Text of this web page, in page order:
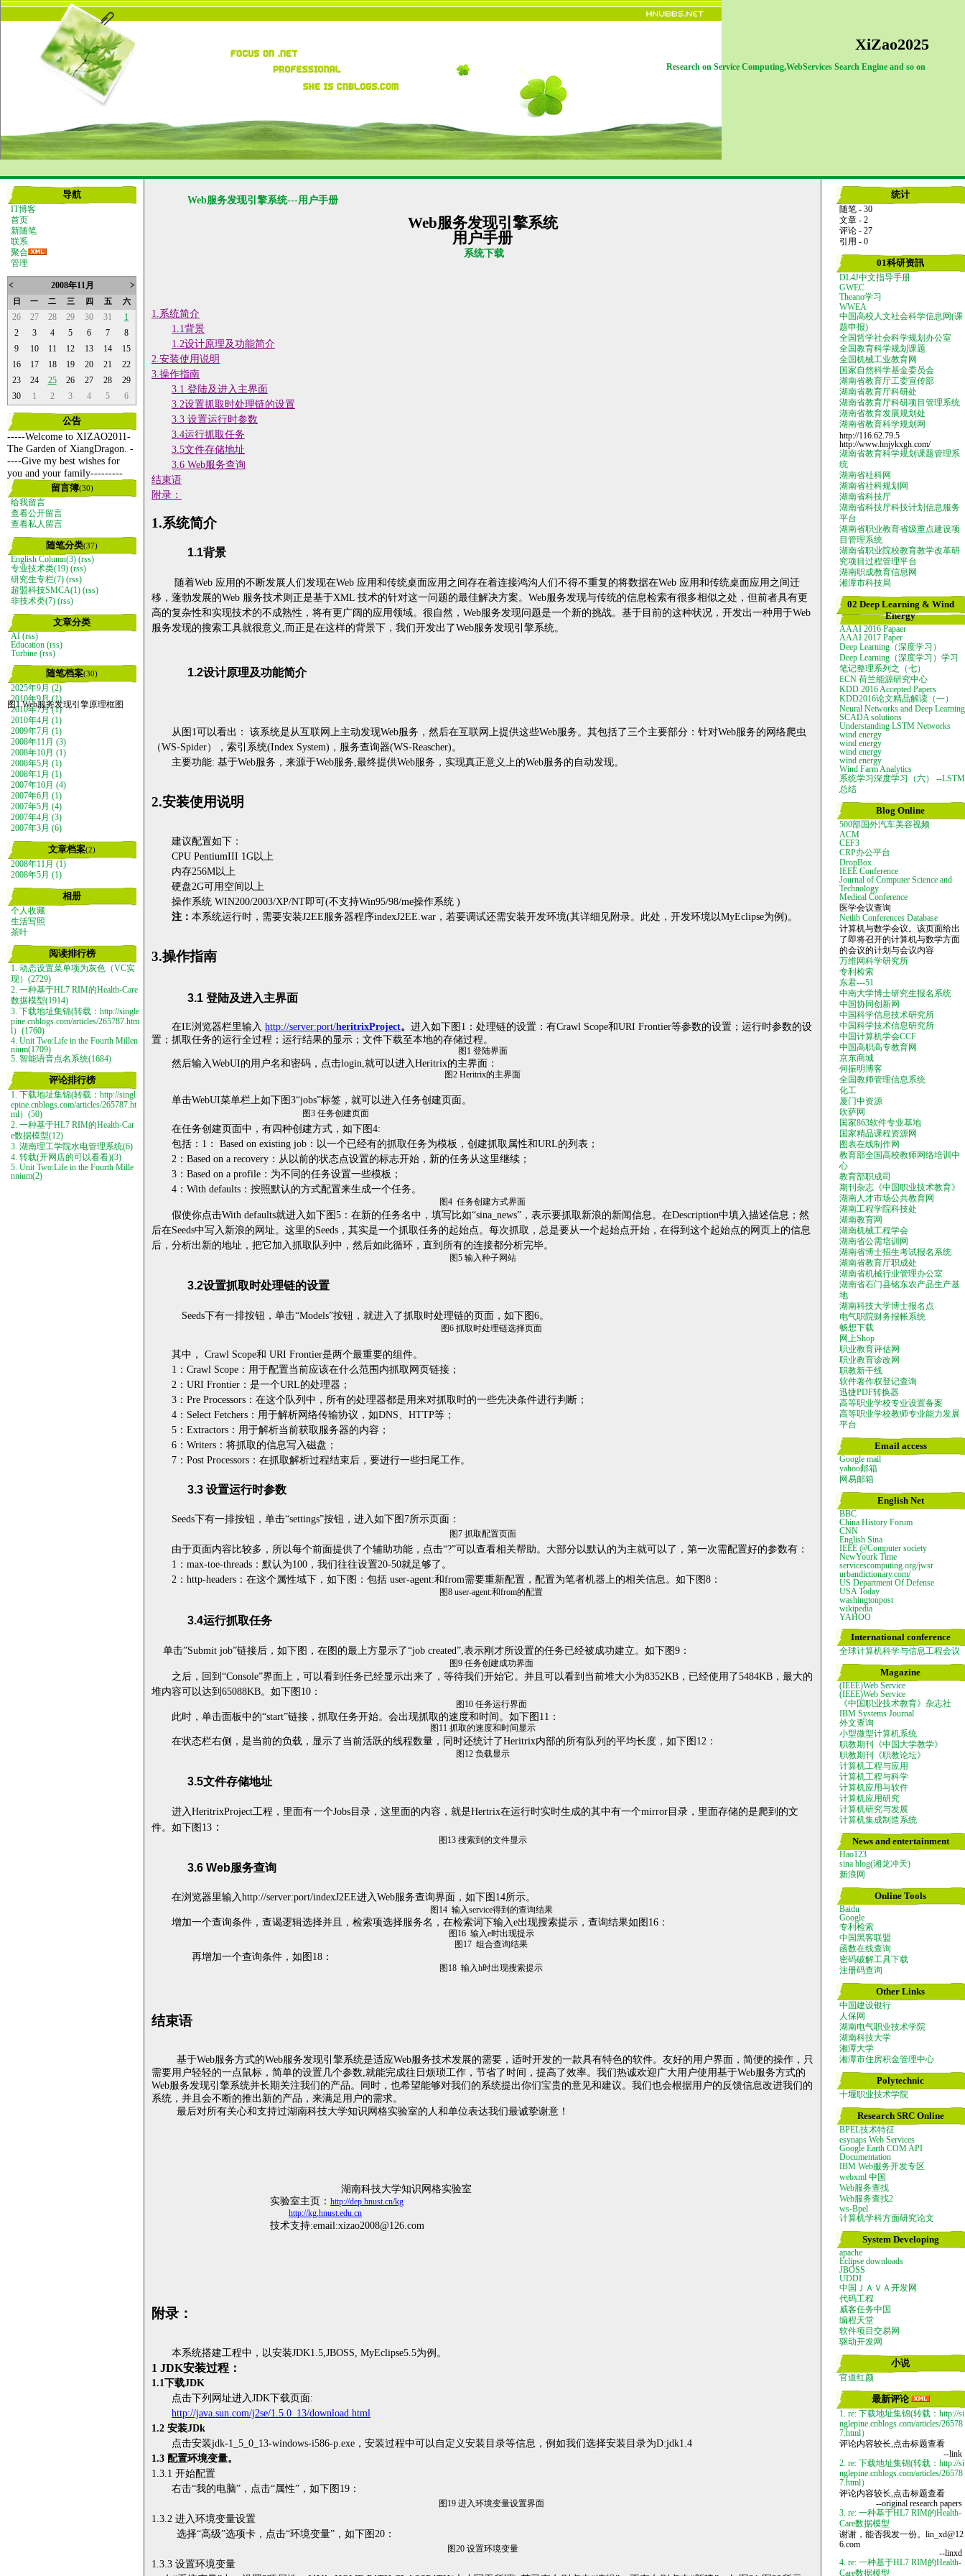
XiZao2025
Research on Service Computing,WebServices Search Engine and so on
导航
IT博客
首页
新随笔
联系
聚合
管理
< 2008年11月 >
日 一 二 三 四 五 六
26 27 28 29 30 31
1
2
3 4 5 6 7
8
9
10 11 12 13 14
15
16
17 18 19 20 21
22
23
24 25 26 27 28
29
30
1 2 3 4 5 6
公告
-----Welcome to XIZAO2011-
The Garden of XiangDragon. -
----Give my best wishes for
you and your family---------
留言簿(30)
给我留言
查看公开留言
查看私人留言
随笔分类(37)
English Column(3) (rss)
专业技术类(19) (rss)
研究生专栏(7) (rss)
超盟科技SMCA(1) (rss)
非技术类(7) (rss)
文章分类
AI (rss)
Education (rss)
Turbine (rss)
随笔档案(30)
2025年9月 (2)
2010年9月 (1)
2010年7月 (1)
2010年4月 (1)
2009年7月 (1)
2008年11月 (3)
2008年10月 (1)
2008年5月 (1)
2008年1月 (1)
2007年10月 (4)
2007年6月 (1)
2007年5月 (4)
2007年4月 (3)
2007年3月 (6)
文章档案(2)
2008年11月 (1)
2008年5月 (1)
相册
个人收藏
生活写照
茶叶
阅读排行榜
1. 动态设置菜单项为灰色（VC实
现）(2729)
2. 一种基于HL7 RIM的Health-Care
数据模型(1914)
3. 下载地址集锦(转载：http://single
pine.cnblogs.com/articles/265787.htm
l）(1760)
4. Unit Two:Life in the Fourth Millen
nium(1709)
5. 智能语音点名系统(1684)
评论排行榜
1. 下载地址集锦(转载：http://singl
epine.cnblogs.com/articles/265787.ht
ml）(50)
2. 一种基于HL7 RIM的Health-Car
e数据模型(12)
3. 湖南理工学院水电管理系统(6)
4. 转载(开网店的可以看看)(3)
5. Unit Two:Life in the Fourth Mille
nnium(2)
统计
随笔 - 30
文章 - 2
评论 - 27
引用 - 0
01科研资訊
DL4J中文指导手册
GWEC
Theano学习
WWEA
中国高校人文社会科学信息网(课
题申报)
全国哲学社会科学规划办公室
全国教育科学规划课题
全国机械工业教育网
国家自然科学基金委员会
湖南省教育厅工委宣传部
湖南省教育厅科研处
湖南省教育厅科研项目管理系统
湖南省教育发展规划处
湖南省教育科学规划网
http://116.62.79.5
http://www.hnjykxgh.com/
湖南省教育科学规划课题管理系
统
湖南省社科网
湖南省社科规划网
湖南省科技厅
湖南省科技厅科技计划信息服务
平台
湖南省职业教育省级重点建设项
目管理系统
湖南省职业院校教育教学改革研
究项目过程管理平台
湖南职成教育信息网
湘潭市科技局
02 Deep Learning & Wind
Energy
AAAI 2016 Papaer
AAAI 2017 Paper
Deep Learning（深度学习）
Deep Learning（深度学习）学习
笔记整理系列之（七）
ECN 荷兰能源研究中心
KDD 2016 Accepted Papers
KDD2016论文精品解读（一）
Neural Networks and Deep Learning
SCADA solutions
Understanding LSTM Networks
wind energy
wind energy
wind energy
wind energy
Wind Farm Analytics
系统学习深度学习（六） --LSTM
总结
Blog Online
500部国外汽车美容视频
ACM
CEF3
CRP办公平台
DropBox
IEEE Conference
Journal of Computer Science and
Technology
Medical Conference
医学会议查询
Netlib Conferences Database
计算机与数学会议。该页面给出
了即将召开的计算机与数学方面
的会议的计划与会议内容
万维网科学研究所
专利检索
东君---51
中南大学博士研究生报名系统
中国协同创新网
中国科学信息技术研究所
中国科学技术信息研究所
中国计算机学会CCF
中国高职高专教育网
京东商城
何振明博客
全国教师管理信息系统
化工
厦门中资源
吹萨网
国家863软件专业基地
国家精品课程资源网
图表在线制作网
教育部全国高校教师网络培训中
心
教育部职成司
期刊杂志《中国职业技术教育》
湖南人才市场公共教育网
湖南工程学院科技处
湖南教育网
湖南机械工程学会
湖南省公需培训网
湖南省博士招生考试报名系统
湖南省教育厅职成处
湖南省机械行业管理办公室
湖南省石门县铭东农产品生产基
地
湖南科技大学博士报名点
电气职院财务报帐系统
畅想下载
网上Shop
职业教育评估网
职业教育诊改网
职教新干线
软件著作权登记查询
迅捷PDF转换器
高等职业学校专业设置备案
高等职业学校教师专业能力发展
平台
Email access
Google mail
yahoo邮箱
网易邮箱
English Net
BBC
China History Forum
CNN
English Sina
IEEE @Computer society
NewYourk Time
servicescomputing.org/jwsr
urbandictionary.com/
US Department Of Defense
USA Today
washingtonpost
wikipedia
YAHOO
International conference
全球计算机科学与信息工程会议
Magazine
(IEEE)Web Service
(IEEE)Web Service
《中国职业技术教育》杂志社
IBM Systems Journal
外文查询
小型微型计算机系统
职教期刊《中国大学教学》
职教期刊《职教论坛》
计算机工程与应用
计算机工程与科学
计算机应用与软件
计算机应用研究
计算机研究与发展
计算机集成制造系统
News and entertainment
Hao123
sina blog(湘龙冲天)
新浪网
Online Tools
Baidu
Google
专利检索
中国黑客联盟
函数在线查询
密码破解工具下载
注册码查询
Other Links
中国建设银行
人保网
湖南电气职业技术学院
湖南科技大学
湘潭大学
湘潭市住房积金管理中心
Polytechnic
十堰职业技术学院
Research SRC Online
BPEL技术特征
esynaps Web Services
Google Earth COM API
Documentation
IBM Web服务开发专区
webxml 中国
Web服务查找
Web服务查找2
ws-Bpel
计算机学科方面研究论文
System Developing
apache
Eclipse downloads
JBOSS
UDDI
中国ＪＡＶＡ开发网
代码工程
威客任务中国
编程天堂
软件项目交易网
驱动开发网
小说
官道红颜
最新评论
1. re: 下载地址集锦(转载：http://si
nglepine.cnblogs.com/articles/26578
7.html）
评论内容较长,点击标题查看
--link
2. re: 下载地址集锦(转载：http://si
nglepine.cnblogs.com/articles/26578
7.html）
评论内容较长,点击标题查看
--original research papers
3. re: 一种基于HL7 RIM的Health-
Care数据模型
谢谢，能否我发一份。lin_xd@12
6.com
--linxd
4. re: 一种基于HL7 RIM的Health-
Care数据模型
Web服务发现引擎系统---用户手册
Web服务发现引擎系统
用户手册
系统下载
1. 系统简介
1.1背景
1.2设计原理及功能简介
2. 安装使用说明
3. 操作指南
3.1 登陆及进入主界面
3.2设置抓取时处理链的设置
3.3 设置运行时参数
3.4运行抓取任务
3.5文件存储地址
3.6 Web服务查询
结束语
附录：
1.系统简介
1.1背景
随着Web 应用的不断发展人们发现在Web 应用和传统桌面应用之间存在着连接鸿沟人们不得不重复的将数据在Web 应用和传统桌面应用之间迁
移，蓬勃发展的Web 服务技术则正是基于XML 技术的针对这一问题的最佳解决方案。 Web服务发现与传统的信息检索有很多相似之处，但前者具有更
高的复杂性和实现技术的不成熟性，将有更广阔的应用领域。很自然， Web服务发现问题是一个新的挑战。基于目前的这种状况，开发出一种用于Web
服务发现的搜索工具就很意义 而正是在这样的背景下，我们开发出了Web服务发现引擎系统。
1.2设计原理及功能简介
图1 Web服务发现引擎原理框图
从图1可以看出： 该系统是从互联网上主动发现Web服务，然后在互联网上提供这些Web服务。其包括了三个主要部分：针对Web服务的网络爬虫
（WS-Spider），索引系统(Index System) ，服务查询器(WS-Reascher)。
主要功能: 基于Web服务，来源于Web服务,最终提供Web服务 ，实现真正意义上的Web服务的自动发现。
2.安装使用说明
建议配置如下：
CPU PentiumIII 1G以上
内存256M以上
硬盘2G可用空间以上
操作系统 WIN200/2003/XP/NT即可(不支持Win95/98/me操作系统 )
注：本系统运行时，需要安装J2EE服务器程序indexJ2EE.war ，若要调试还需安装开发环境(其详细见附录。此处，开发环境以MyEclipse为例)。
3.操作指南
3.1 登陆及进入主界面
在IE浏览器栏里输入 http://server:port/heritrixProject。 进入如下图1 ： 处理链的设置：有Crawl Scope和URI Frontier等参数的设置； 运行时参数的设
置；抓取任务的运行全过程；运行结果的显示；文件下载至本地的存储过程。
图1 登陆界面
然后输入WebUI的用户名和密码，点击login, 就可以进入Heritrix的主界面：
图2 Heritrix的主界面
单击WebUI菜单栏上如下图3“jobs”标签，就可以进入任务创建页面。
图3 任务创建页面
在任务创建页面中，有四种创建方式，如下图4:
包括： 1 ： Based on existing job ：以一个已经有的抓取任务为模板，创建抓取属性和URL的列表；
2 ： Based on a recovery ：从以前的状态点设置的标志开始，新的任务从这里继续；
3 ： Based on a profile ：为不同的任务设置一些模板；
4 ： With defaults ：按照默认的方式配置来生成一个任务。
图4 任务创建方式界面
假使你点击With defaults就进入如下图5 ：在新的任务名中，填写比如“sina_news”，表示要抓取新浪的新闻信息。在Description中填入描述信息；然
后在Seeds中写入新浪的网址。这里的Seeds ，其实是一个抓取任务的起始点。每次抓取，总是要从一个起始点开始，在得到这个起始点的网页上的信息
后，分析出新的地址，把它加入抓取队列中，然后如此循环，直到所有的连接都分析完毕。
图5 输入种子网站
3.2设置抓取时处理链的设置
Seeds下有一排按钮，单击“Models”按钮，就进入了抓取时处理链的页面，如下图6。
图6 抓取时处理链选择页面
其中， Crawl Scope和 URI Frontier是两个最重要的组件。
1 ： Crawl Scope ：用于配置当前应该在什么范围内抓取网页链接；
2 ： URI Frontier ：是一个URL的处理器；
3 ： Pre Processors ：在这个队列中，所有的处理器都是用来对抓取时的一些先决条件进行判断；
4 ： Select Fetchers ：用于解析网络传输协议，如DNS HTTP等；
5 ： Extractors ：用于解析当前获取服务器的内容；
6 ： Writers ：将抓取的信息写入磁盘；
7 ： Post Processors ：在抓取解析过程结束后，要进行一些扫尾工作。
3.3 设置运行时参数
Seeds下有一排按钮，单击“settings”按钮，进入如下图7所示页面：
图7 抓取配置页面
由于页面内容比较多，所以每个前面提供了个辅助功能，点击“?”可以查看相关帮助。大部分以默认的为主就可以了，第一次需配置好的参数有：
1 ： max-toe-threads ：默认为100 ，我们往往设置20-50就足够了。
2 ： http-headers ：在这个属性域下，如下图：包括 user-agent:和from需要重新配置，配置为笔者机器上的相关信息。如下图8 ：
图8 user-agent:和from的配置
3.4运行抓取任务
单击”Submit job”链接后，如下图，在图的最上方显示了“job created” 表示刚才所设置的任务已经被成功建立。如下图9 ：
图9 任务创建成功界面
之后，回到“Console”界面上，可以看到任务已经显示出来了，等待我们开始它。并且可以看到当前堆大小为8352KB ，已经使用了5484KB ，最大的
堆内容可以达到65088KB。如下图10 ：
图10 任务运行界面
此时，单击面板中的“start”链接，抓取任务开始。会出现抓取的速度和时间。如下图11 ：
图11 抓取的速度和时间显示
在状态栏右侧，是当前的负载，显示了当前活跃的线程数量，同时还统计了Heritrix内部的所有队列的平均长度，如下图12 ：
图12 负载显示
3.5文件存储地址
进入HeritrixProject工程，里面有一个Jobs目录，这里面的内容，就是Hertrix在运行时实时生成的其中有一个mirror目录，里面存储的是爬到的文
件。如下图13 ：
图13 搜索到的文件显示
3.6 Web服务查询
在浏览器里输入http://server:port/indexJ2EE进入Web服务查询界面，如下图14所示。
图 14 输入service得到的查询结果
增加一个查询条件，查谒逻辑选择并且，检索项选择服务名，在检索词下输入e出现搜索提示，查询结果如图16 ：
图 16 输入e时出现提示
图 17 组合查询结果
再增加一个查询条件，如图18 ：
图 18 输入h时出现搜索提示
结束语
基于Web服务方式的Web服务发现引擎系统是适应Web服务技术发展的需要，适时开发的一款具有特色的软件。友好的用户界面，简便的操作，只
需要用户轻轻的一点鼠标，简单的设置几个参数 就能完成往日烦琐工作，节省了时间，提高了效率。我们热诚欢迎广大用户使用基于Web服务方式的
Web服务发现引擎系统并长期关注我们的产品。同时，也希望能够对我们的系统提出你们宝贵的意见和建议。我们也会根据用户的反馈信息改进我们的
系统，并且会不断的推出新的产品，来满足用户的需求。
最后对所有关心和支持过湖南科技大学知识网格实验室的人和单位表达我们最诚挚谢意！
湖南科技大学知识网格实验室
实验室主页：http://dep.hnust.cn/kg
http://kg.hnust.edu.cn
技术支持:email:xizao2008@126.com
附录：
本系统搭建工程中，以安装JDK1.5,JBOSS, MyEclipse5.5为例。
1 JDK安装过程：
1.1下载JDK
点击下列网址进入JDK下载页面:
http://java.sun.com/j2se/1.5.0_13/download.html
1.2 安装JDk
点击安装jdk-1_5_0_13-windows-i586-p.exe ，安装过程中可以自定义安装目录等信息，例如我们选择安装目录为D:jdk1.4
1.3 配置环境变量。
1.3.1 开始配置
右击“我的电脑”，点击“属性” ，如下图19 ：
图 19 进入环境变量设置界面
1.3.2 进入环境变量设置
选择“高级”选项卡，点击“环境变量” ，如下图20 ：
图20 设置环境变量
1.3.3 设置环境变量